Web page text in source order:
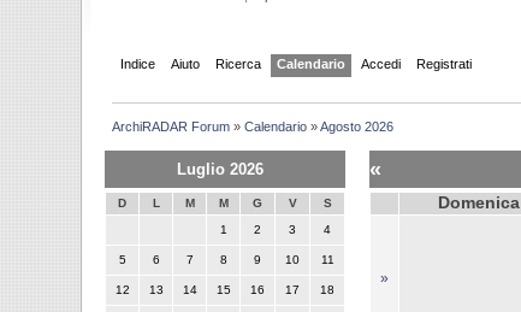
Indice Aiuto Ricerca Calendario Accedi Registrati
ArchiRADAR Forum »Calendario »Agosto 2026
Luglio 2026
D L M M G V
S
1
2 3 4
5 6 7 8 9 10 11
12 13 14 15 16 17 18
«
Domenica
»